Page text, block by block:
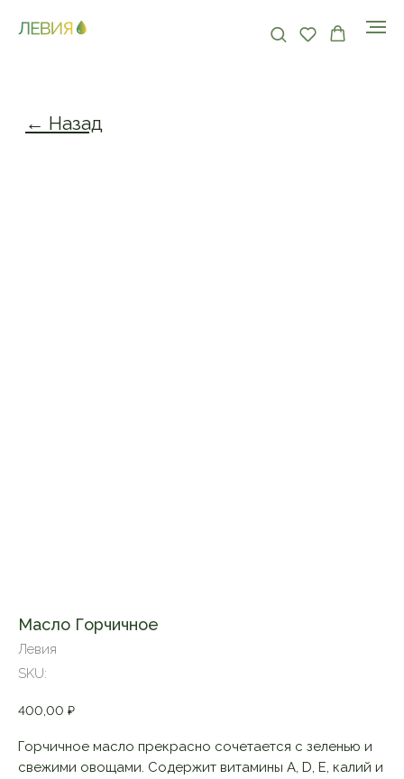
Масло Горчичное
Левия
SKU:
400,00 ₽
Горчичное масло прекрасно сочетается с зеленью и
свежими овощами. Содержит витамины А, D, Е, калий и